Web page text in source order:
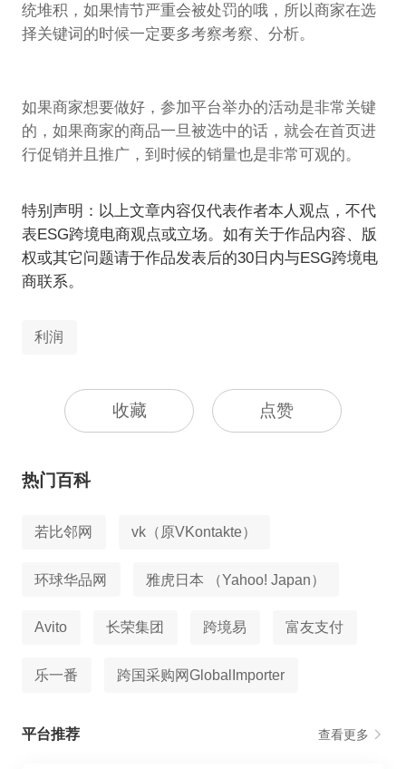
统堆积，如果情节严重会被处罚的哦，所以商家在选
择关键词的时候一定要多考察考察、分析。
如果商家想要做好，参加平台举办的活动是非常关键
的，如果商家的商品一旦被选中的话，就会在首页进
行促销并且推广，到时候的销量也是非常可观的。
特别声明：以上文章内容仅代表作者本人观点，不代
表ESG跨境电商观点或立场。如有关于作品内容、版
权或其它问题请于作品发表后的30日内与ESG跨境电
商联系。
利润
收藏 点赞
热门百科
若比邻网 vk（原VKontakte）
环球华品网 雅虎日本 （Yahoo! Japan）
Avito 长荣集团 跨境易 富友支付
乐一番 跨国采购网GlobalImporter
平台推荐 查看更多